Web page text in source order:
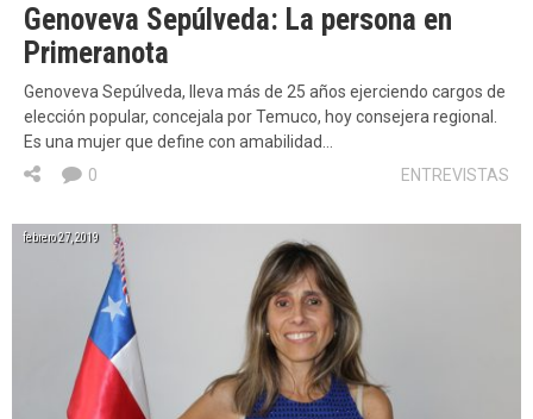
Genoveva Sepúlveda: La persona en
Primeranota
Genoveva Sepúlveda, lleva más de 25 años ejerciendo cargos de
elección popular, concejala por Temuco, hoy consejera regional.
Es una mujer que define con amabilidad…
ENTREVISTAS
0
febrero 27, 2019